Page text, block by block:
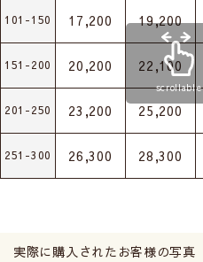
101-150 17,200 19,200
151-200 20,200 22,100
201-250 23,200 25,200
251-300 26,300 28,300
scrollable
実際に購入されたお客様の写真